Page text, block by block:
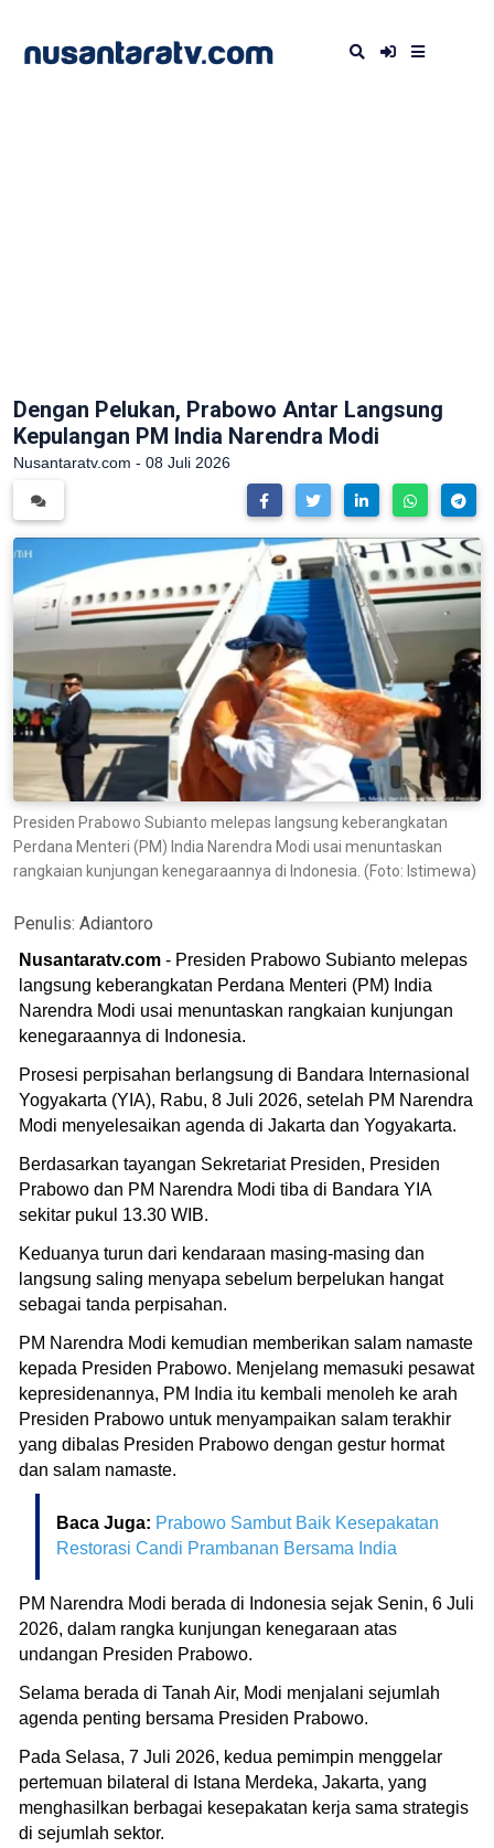
Dengan Pelukan, Prabowo Antar Langsung
Kepulangan PM India Narendra Modi
Nusantaratv.com - 08 Juli 2026
Presiden Prabowo Subianto melepas langsung keberangkatan
Perdana Menteri (PM) India Narendra Modi usai menuntaskan
rangkaian kunjungan kenegaraannya di Indonesia. (Foto: Istimewa)
Penulis: Adiantoro
Nusantaratv.com - Presiden Prabowo Subianto melepas
langsung keberangkatan Perdana Menteri (PM) India
Narendra Modi usai menuntaskan rangkaian kunjungan
kenegaraannya di Indonesia.
Prosesi perpisahan berlangsung di Bandara Internasional
Yogyakarta (YIA), Rabu, 8 Juli 2026, setelah PM Narendra
Modi menyelesaikan agenda di Jakarta dan Yogyakarta.
Berdasarkan tayangan Sekretariat Presiden, Presiden
Prabowo dan PM Narendra Modi tiba di Bandara YIA
sekitar pukul 13.30 WIB.
Keduanya turun dari kendaraan masing-masing dan
langsung saling menyapa sebelum berpelukan hangat
sebagai tanda perpisahan.
PM Narendra Modi kemudian memberikan salam namaste
kepada Presiden Prabowo. Menjelang memasuki pesawat
kepresidenannya, PM India itu kembali menoleh ke arah
Presiden Prabowo untuk menyampaikan salam terakhir
yang dibalas Presiden Prabowo dengan gestur hormat
dan salam namaste.
Baca Juga: Prabowo Sambut Baik Kesepakatan
Restorasi Candi Prambanan Bersama India
PM Narendra Modi berada di Indonesia sejak Senin, 6 Juli
2026, dalam rangka kunjungan kenegaraan atas
undangan Presiden Prabowo.
Selama berada di Tanah Air, Modi menjalani sejumlah
agenda penting bersama Presiden Prabowo.
Pada Selasa, 7 Juli 2026, kedua pemimpin menggelar
pertemuan bilateral di Istana Merdeka, Jakarta, yang
menghasilkan berbagai kesepakatan kerja sama strategis
di sejumlah sektor.